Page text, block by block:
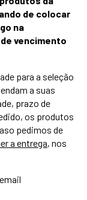
de colocar
na
vencimento
para a seleção
a suas
prazo de
os produtos
pedimos de
a entrega, nos